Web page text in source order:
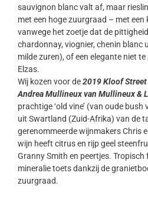
sauvignon blanc valt af, maar
met een hoge zuurgraad – met een
vanwege het zoetje dat de
chardonnay, viognier, chenin blanc
milde zuren), of een elegante niet
Elzas.
Wij kozen voor de2019 Kloof
Andrea Mullineux van Mullineux &
prachtige ‘old vine’ (van oude
uit Swartland (Zuid-Afrika) van de
gerenommeerde wijnmakers Chris
wijn heeft citrus en rijp geel
Granny Smith en peertjes.
mineralie toets dankzij de
zuurgraad.